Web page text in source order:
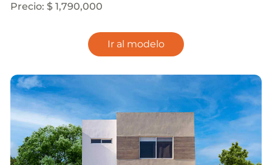
Precio: $ 1,790,000
Ir al modelo